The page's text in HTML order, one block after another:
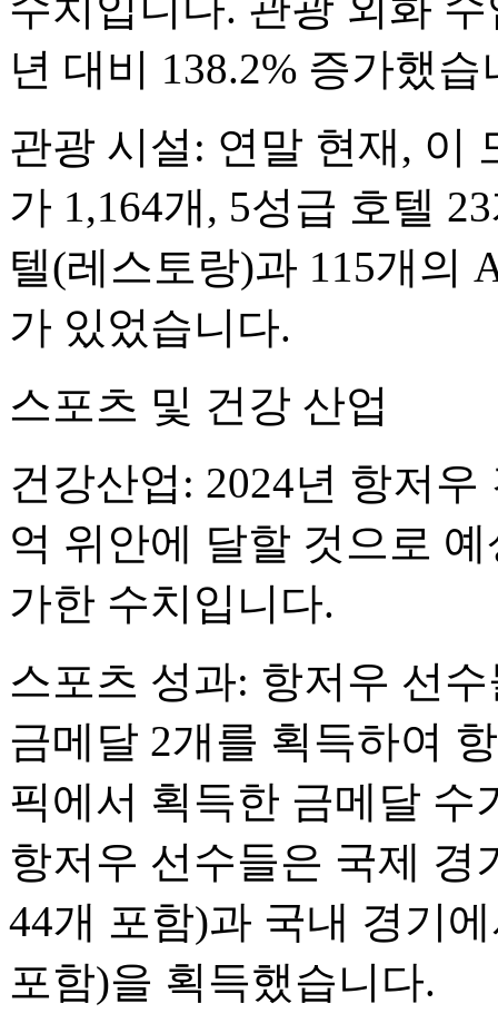
년 대비 138.2% 증가했습
관광 시설: 연말 현재, 이
가 1,164개, 5성급 호텔
텔(레스토랑)과 115개의
가 있었습니다.
스포츠 및 건강 산업
건강산업: 2024년 항저
억 위안에 달할 것으로
가한 수치입니다.
스포츠 성과: 항저우 선
금메달 2개를 획득하여
픽에서 획득한 금메달 수
항저우 선수들은 국제 경
44개 포함)과 국내 경기
포함)을 획득했습니다.